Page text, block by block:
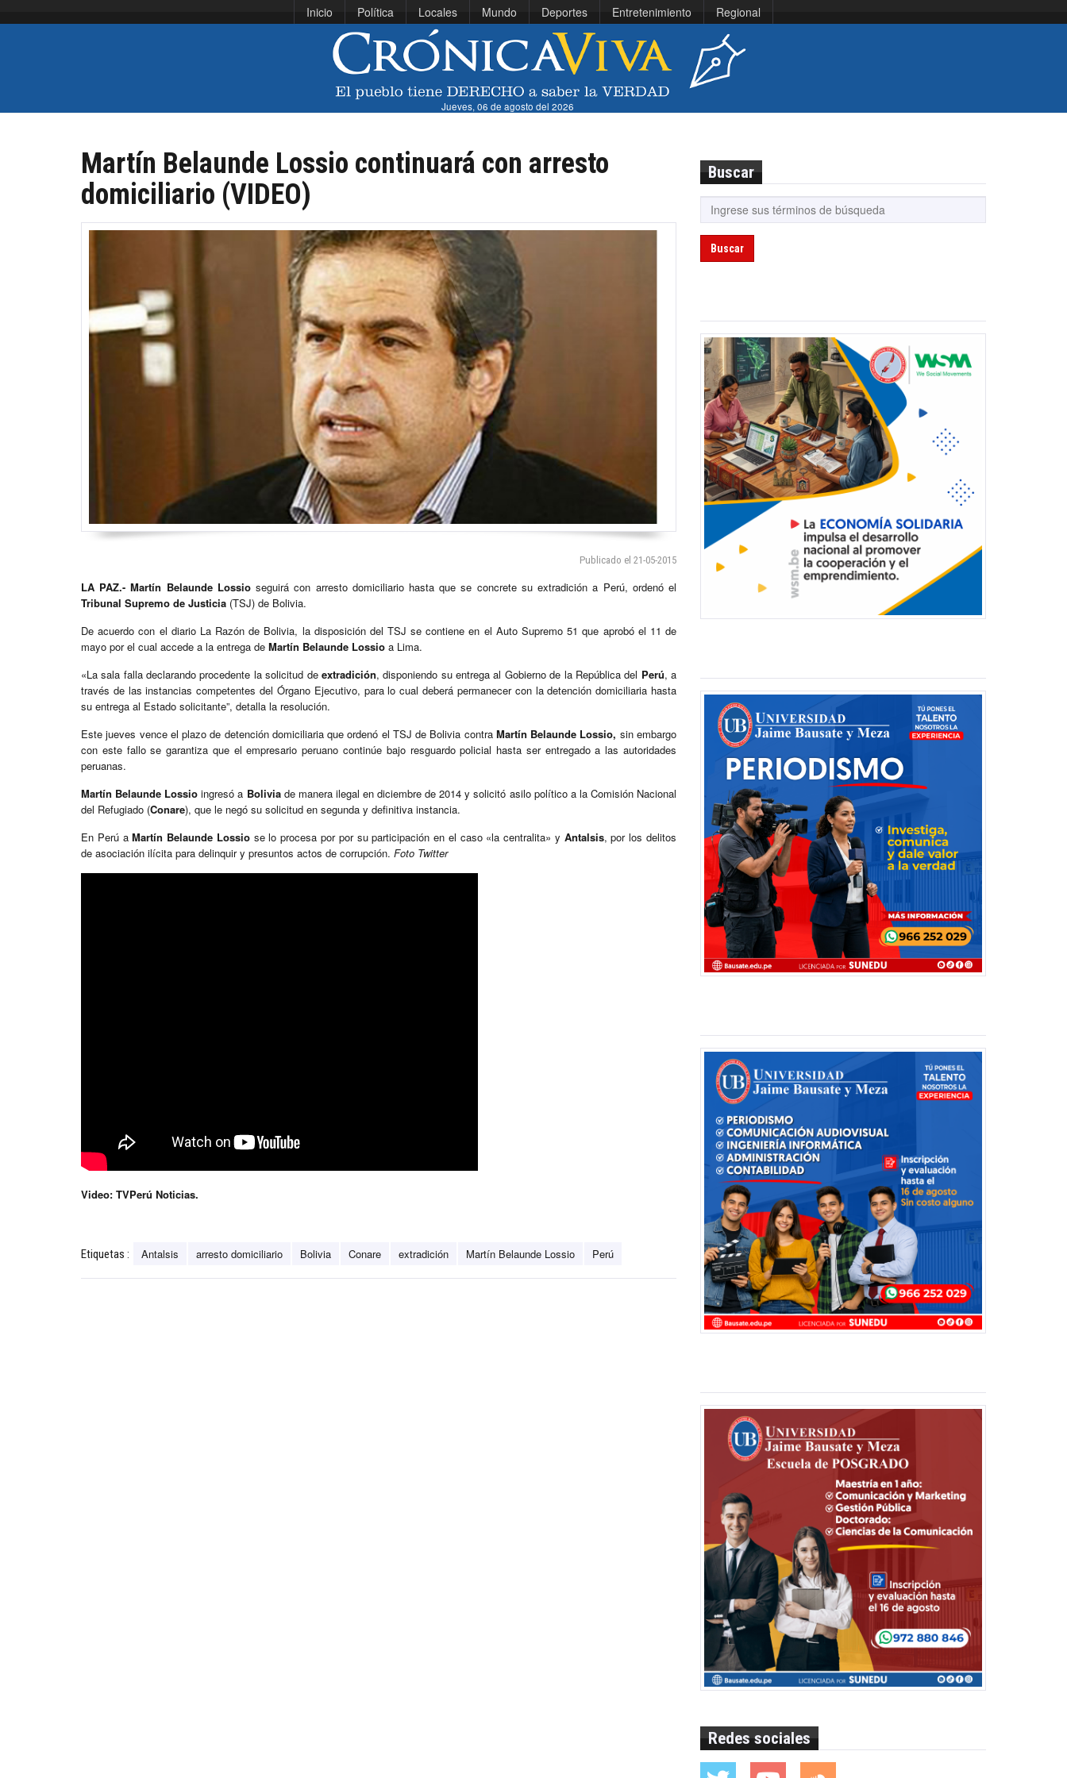
Inicio Política Locales Mundo Deportes Entretenimiento Regional
Jueves, 06 de agosto del 2026
Martín Belaunde Lossio continuará con arresto
domiciliario (VIDEO)
Publicado el 21-05-2015
LA PAZ.- Martín Belaunde Lossioseguirá con arresto domiciliario hasta que se concrete su extradición a Perú, ordenó el
Tribunal Supremo de Justicia (TSJ) de Bolivia.
De acuerdo con el diario La Razón de Bolivia, la disposición del TSJ se contiene en el Auto Supremo 51 que aprobó el 11 de
mayo por el cual accede a la entrega de Martín Belaunde Lossio a Lima.
«La sala falla declarando procedente la solicitud de extradición, disponiendo su entrega al Gobierno de la República del Perú, a
través de las instancias competentes del Órgano Ejecutivo, para lo cual deberá permanecer con la detención domiciliaria hasta
su entrega al Estado solicitante”, detalla la resolución.
Este jueves vence el plazo de detención domiciliaria que ordenó el TSJ de Bolivia contra Martín Belaunde Lossio, sin embargo
con este fallo se garantiza que el empresario peruano continúe bajo resguardo policial hasta ser entregado a las autoridades
peruanas.
Martín Belaunde Lossio ingresó a Boliviade manera ilegal en diciembre de 2014 y solicitó asilo político a la Comisión Nacional
del Refugiado (Conare), que le negó su solicitud en segunda y definitiva instancia.
En Perú aMartín Belaunde Lossio se lo procesa por por su participación en el caso «la centralita» y Antalsis, por los delitos
de asociación ilícita para delinquir y presuntos actos de corrupción. Foto Twitter
Video: TVPerú Noticias.
Etiquetas : Antalsis arresto domiciliario Bolivia Conare extradición Martín Belaunde Lossio Perú
Buscar
Buscar
Redes sociales